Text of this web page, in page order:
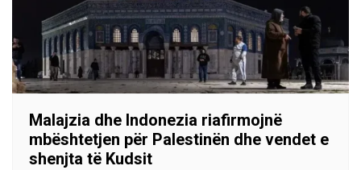
Malajzia dhe Indonezia riafirmojnë
mbështetjen për Palestinën dhe vendet e
shenjta të Kudsit